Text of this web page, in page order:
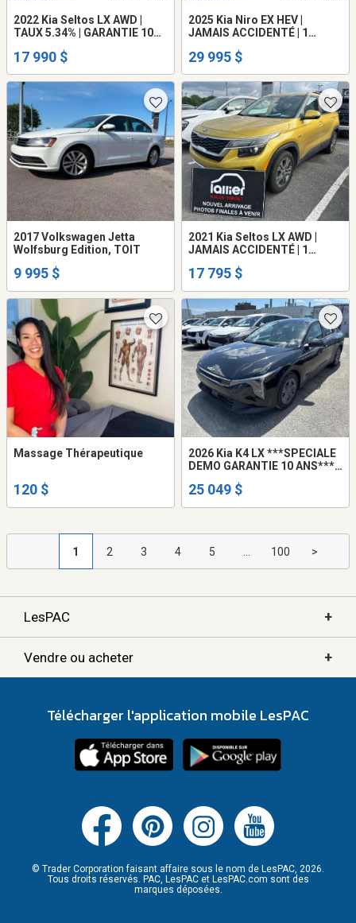
2022 Kia Seltos LX AWD |
TAUX 5.34% | GARANTIE 10
17 990 $
2025 Kia Niro EX HEV |
JAMAIS ACCIDENTÉ | 1
29 995 $
2017 Volkswagen Jetta
Wolfsburg Edition, TOIT
9 995 $
2021 Kia Seltos LX AWD |
JAMAIS ACCIDENTÉ | 1
17 795 $
Massage Thérapeutique
120 $
2026 Kia K4 LX ***SPECIALE
DEMO GARANTIE 10 ANS*** /
25 049 $
1 2 3 4 5 100 >
LesPAC +
Vendre ou acheter +
Télécharger l'application mobile LesPAC
© Trader Corporation faisant affaire sous le nom de LesPAC, 2026.
Tous droits réservés. PAC, LesPAC et LesPAC.com sont des
marques déposées.